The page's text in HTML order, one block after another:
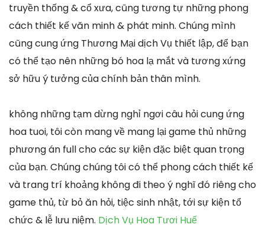
truyền thống & cổ xưa, cũng tương tự những phong
cách thiết kế văn minh & phát minh. Chúng mình
cũng cung ứng Thương Mại dịch Vụ thiết lập, để bạn
có thể tạo nên những bó hoa lạ mắt và tương xứng
sở hữu ý tưởng của chính bản thân mình.
không những tạm dừng nghỉ ngơi câu hỏi cung ứng
hoa tuoi, tôi còn mang về mang lại game thủ những
phương án full cho các sự kiện đặc biệt quan trọng
của bạn. Chúng chúng tôi có thể phong cách thiết kế
và trang trí khoảng không đi theo ý nghĩ đó riêng cho
game thủ, từ bỏ ăn hỏi, tiệc sinh nhật, tới sự kiện tổ
chức & lễ lưu niệm. Dịch Vụ Hoa Tươi Huế